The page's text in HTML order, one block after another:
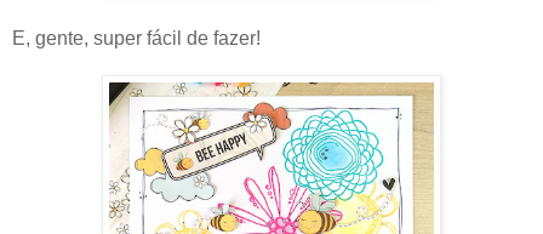
E, gente, super fácil de fazer!